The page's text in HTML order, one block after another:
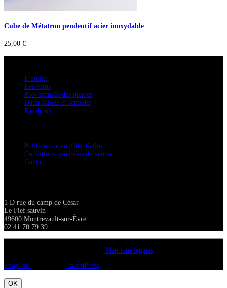
Cube de Métatron pendentif acier inoxydable
25,00 €
L’atelier
Les soins
Provenances des pierres
Dates salons et samedis
Facebook
Politique de confidentialité
Conditions générales de ventes
Contact
1 D rue du camp de César
Le Fief sauvin
49600 Montrevault-sur-Èvre
02.41.70.79.39
Mentions légales
ShopIsle
WordPress
OK